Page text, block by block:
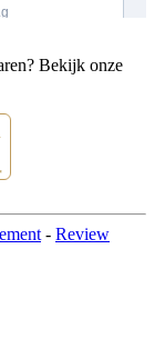
Bekijk onze
- Review